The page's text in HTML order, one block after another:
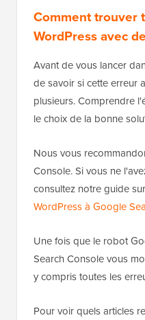
Comment trouver
WordPress avec
Avant de vous lancer
de savoir si cette erreur
plusieurs. Comprendre
le choix de la bonne
Nous vous
Console. Si vous ne
consultez notre guide sur
WordPress à Google
Une fois que le robot
Search Console vous
y compris toutes les
Pour voir quels articles